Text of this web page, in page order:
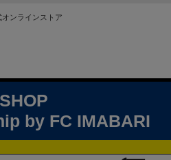
ンラインストア
by FC IMABARI